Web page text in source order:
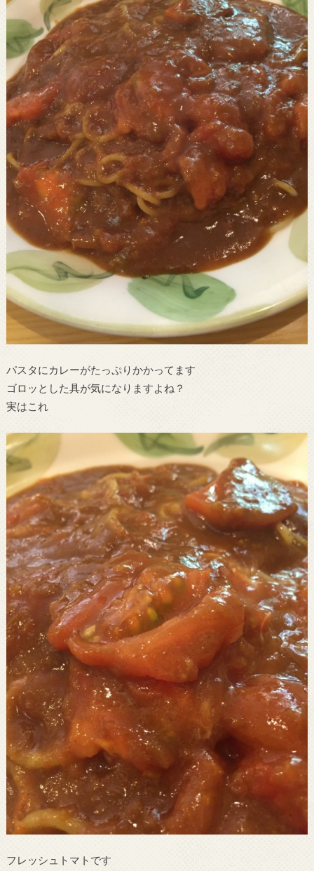
パスタにカレーがたっぷりかかってます
ゴロッとした具が気になりますよね？
実はこれ
フレッシュトマトです